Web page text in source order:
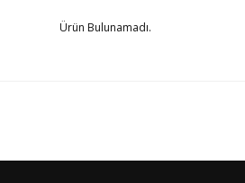
Ürün Bulunamadı.